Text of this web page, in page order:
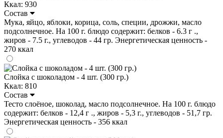
Ккал: 930
Состав
Мука, яйцо, яблоки, корица, соль, специи, дрожжи, масло
подсолнечное. На 100 г. блюдо содержит: белков - 6.3 г .,
жиров - 7.5 г., углеводов - 44 гр. Энергетическая ценность -
270 ккал
Слойка с шоколадом - 4 шт. (300 гр.)
Ккал: 810
Состав
Тесто слоёное, шоколад, масло подсолнечное. На 100 г. блюдо
содержит: белков - 12,4 г ., жиров - 5,3 г., углеводов - 51,7 гр.
Энергетическая ценность - 356 ккал